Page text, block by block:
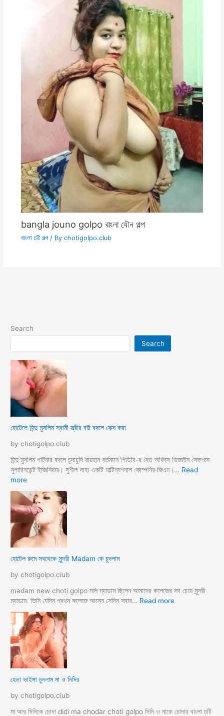
bangla jouno golpo বাংলা যৌন গল্প
বাংলা চটি গল্প/ By chotigolpo.club
Search
Search
হোটেলে হিন্দু মুসলিম স্বামী স্ত্রীর বউ বদলে সেক্স করা
by chotigolpo.club
হিন্দু মুসলিম পার্টনার বদলে চুদাচুদি রায়হান বর্তমানে পিডিবি-র হেড অফিসে ডিজাইন সেকশনে
সুপারিনডেন্ট ইজ্ঞিনিয়ার। সুশীল সাহা একটি মাল্টিন্যশনাল কোম্পনির জিএম।… Read
more:
হো
টে
লে
ন্দু
মু
স
লি
স্বা
মী
স্ত্রী
র
ব
উ
লে
সে
ক্স
রা
হোটেল রুমে সবথেকে সুন্দরী Madam কে চুদলাম
by chotigolpo.club
madam new choti golpo মলি ম্যাডাম ছিলেন আমাদের কলেজের সব চেয়ে সুন্দরী
ম্যাডাম. তিনি যেদিন প্রথম কলেজে আসেন সেদিন সবার… Read more:
ন্দ
হেডা ভাইঙ্গা চুদলাম মা ও দিদির
by chotigolpo.club
মা আর দিদিকে চোদা didi ma chodar choti golpo দিদি ও মাকে চোদার বাংলা চটি